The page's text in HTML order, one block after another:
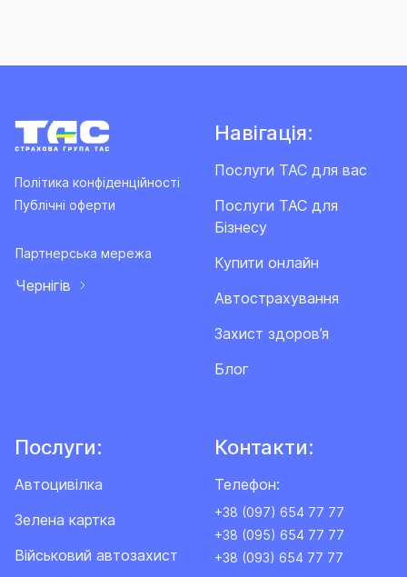
Політика конфіденційності
Публічні оферти
Партнерська мережа
Чернігів
Навігація:
Послуги ТАС для вас
Послуги ТАС для
Бізнесу
Купити онлайн
Автострахування
Захист здоров’я
Блог
Послуги:
Автоцивілка
Зелена картка
Військовий автозахист
Контакти:
Телефон:
+38 (097) 654 77 77
+38 (095) 654 77 77
+38 (093) 654 77 77